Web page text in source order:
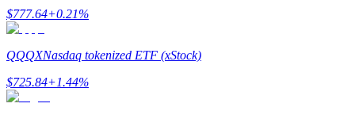
合約指南
合約功能使用指南
$777.64+0.21%
QQQXNasdaq tokenized ETF (xStock)
$725.84+1.44%